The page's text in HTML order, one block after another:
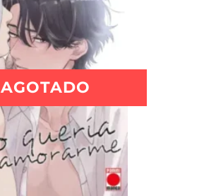
AGOTADO